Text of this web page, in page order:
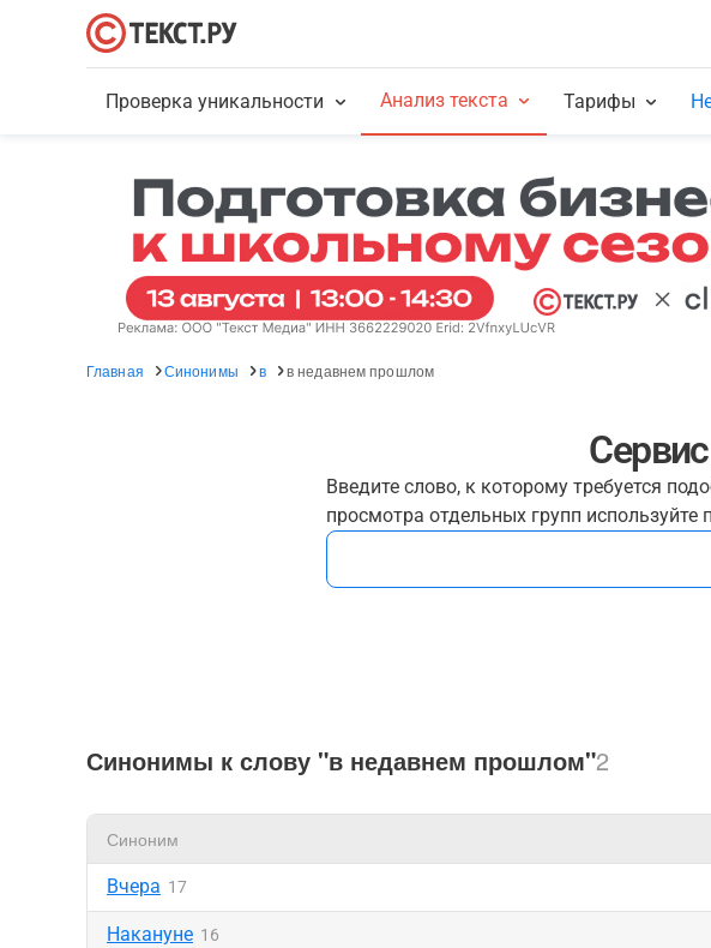
Проверка уникальности Анализ текста Тарифы
Главная Синонимы в в недавнем прошлом
Введите слово, к которому требуется
просмотра отдельных групп используйте
Синонимы к слову "в недавнем прошлом"2
Синоним
Вчера 17
Накануне 16